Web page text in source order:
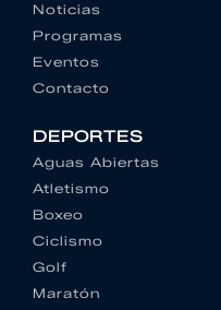
Noticias
Programas
Eventos
Contacto
DEPORTES
Aguas Abiertas
Atletismo
Boxeo
Ciclismo
Golf
Maratón